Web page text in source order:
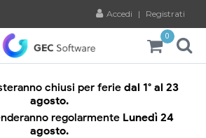
Accedi | Registrati
0
chiusi per ferie dal 1° al 23
agosto.
regolarmente Lunedì 24
agosto.